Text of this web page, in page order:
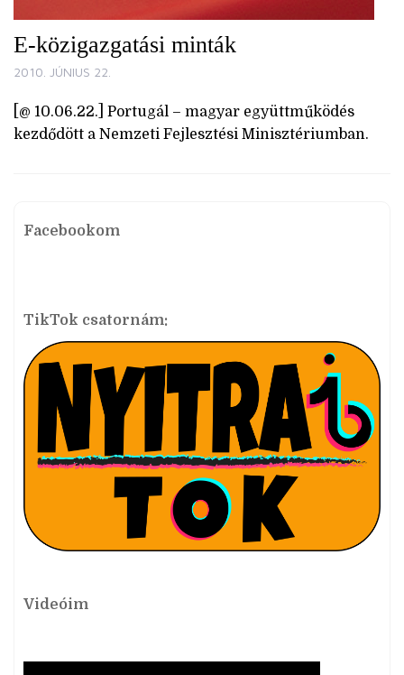
E-közigazgatási minták
2010. JÚNIUS 22.
[@ 10.06.22.] Portugál – magyar együttműködés
kezdődött a Nemzeti Fejlesztési Minisztériumban.
Facebookom
TikTok csatornám:
Videóim